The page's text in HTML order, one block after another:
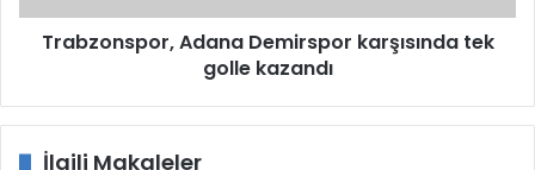
Trabzonspor, Adana Demirspor karşısında tek
golle kazandı
İlgili Makaleler